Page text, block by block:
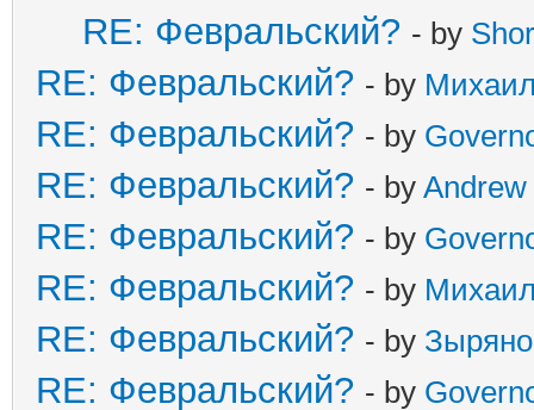
RE: Февральский? - by
RE: Февральский? - by
RE: Февральский? - by
RE: Февральский? - by Andrew
RE: Февральский? - by
RE: Февральский? - by
RE: Февральский? - by
RE: Февральский? - by